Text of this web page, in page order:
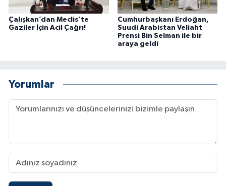
Çalışkan’dan Meclis’te
Gaziler İçin Acil Çağrı!
Cumhurbaşkanı Erdoğan,
Suudi Arabistan Veliaht
Prensi Bin Selman ile bir
araya geldi
Yorumlar